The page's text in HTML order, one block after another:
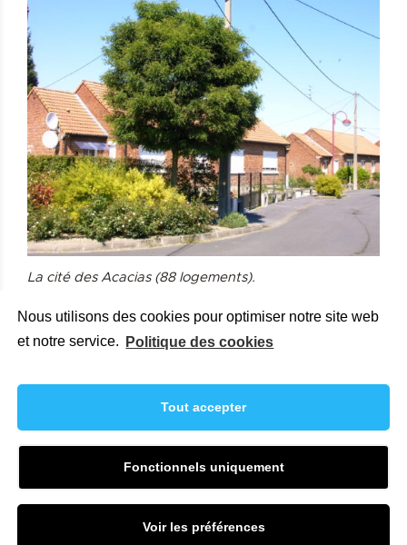
Nous utilisons des cookies pour optimiser notre site web
et notre service.
Politique des cookies
Tout accepter
Fonctionnels uniquement
Voir les préférences
La cité des Acacias (88 logements).
Mentions légales
Politique de confidentialité
Retrait des données personnelles
© 2026 Bassin Minier Attractif - Maisons & Cités